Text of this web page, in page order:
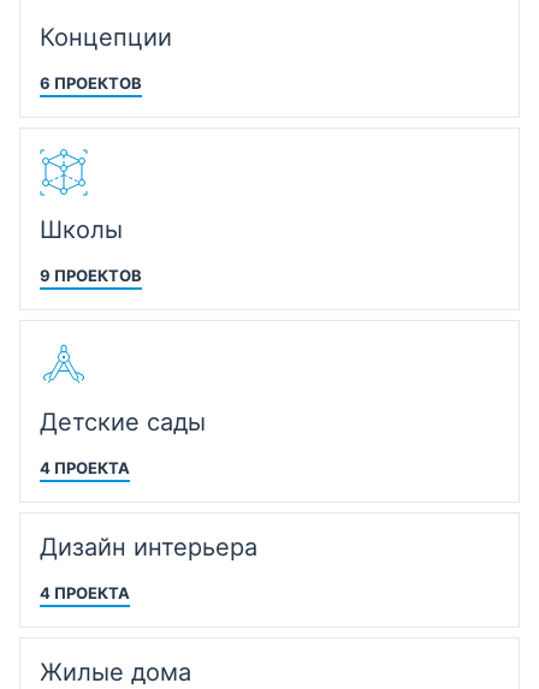
Концепции
6 ПРОЕКТОВ
Школы
9 ПРОЕКТОВ
Детские сады
4 ПРОЕКТА
Дизайн интерьера
4 ПРОЕКТА
Жилые дома